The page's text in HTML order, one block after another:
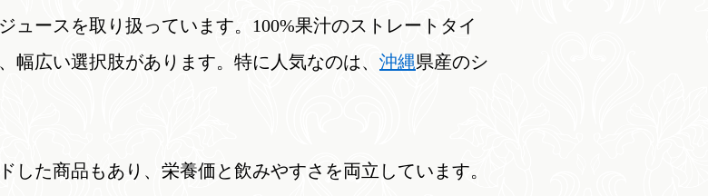
ジュースを取り扱っています。100%果汁のストレートタイ
幅広い選択肢があります。特に人気なのは、 沖縄県産のシ
した商品もあり、栄養価と飲みやすさを両立しています。